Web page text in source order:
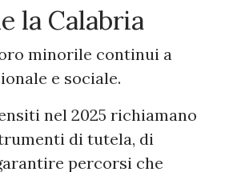
la Calabria
minorile continui a
e sociale.
nel 2025 richiamano
di tutela, di
percorsi che